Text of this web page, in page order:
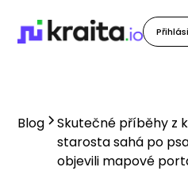
Blog
Skutečné příběhy z
starosta sahá po
objevili mapové